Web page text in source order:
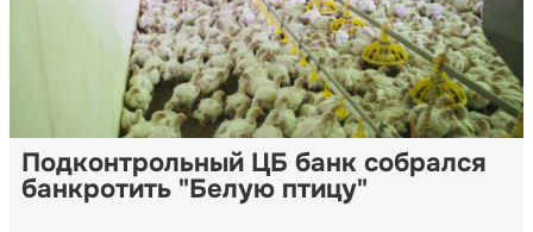
Подконтрольный ЦБ банк собрался
банкротить "Белую птицу"